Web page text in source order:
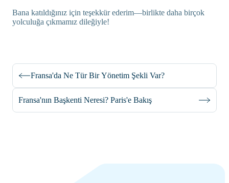
Bana katıldığınız için teşekkür ederim—birlikte daha birçok
yolculuğa çıkmamız dileğiyle!
Fransa'da Ne Tür Bir Yönetim Şekli Var?
Fransa'nın Başkenti Neresi? Paris'e Bakış